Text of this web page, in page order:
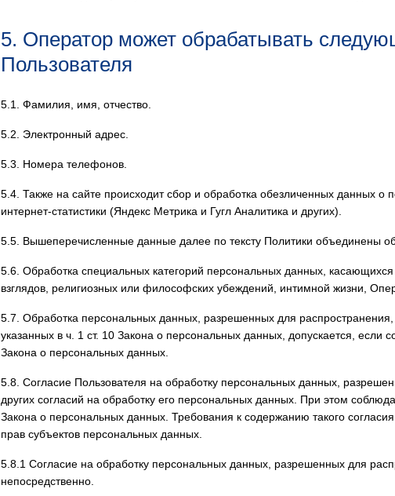
5. Оператор может обрабатывать
Пользователя
5.1. Фамилия, имя, отчество.
5.2. Электронный адрес.
5.3. Номера телефонов.
5.4. Также на сайте происходит сбор и обработка обезличенных данных
интернет-статистики (Яндекс Метрика и Гугл Аналитика и других).
5.5. Вышеперечисленные данные далее по тексту Политики объединены
5.6. Обработка специальных категорий персональных данных,
взглядов, религиозных или философских убеждений, интимной жизни,
5.7. Обработка персональных данных, разрешенных для
указанных в ч. 1 ст. 10 Закона о персональных данных, допускается, если
Закона о персональных данных.
5.8. Согласие Пользователя на обработку персональных данных,
других согласий на обработку его персональных данных. При этом
Закона о персональных данных. Требования к содержанию такого
прав субъектов персональных данных.
5.8.1 Согласие на обработку персональных данных, разрешенных для
непосредственно.